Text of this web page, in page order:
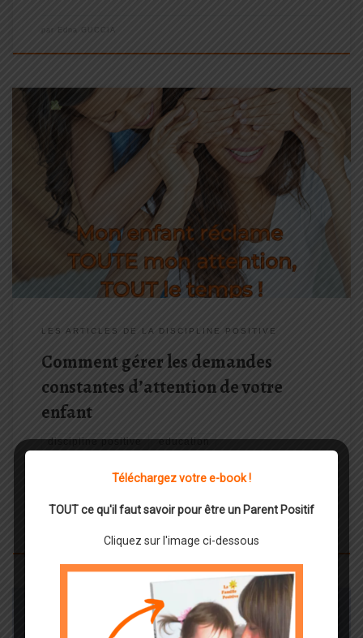
par Edna GUCCIA
En tant que parents, nous sommes souvent confrontés à la
demande incessante d’attention de nos enfants, et il peut parfois
sembler difficile de jongler entre leurs besoins et nos autres
responsabilités. La bonne nouvelle est qu’il existe des moyens […]
LES ARTICLES DE LA DISCIPLINE POSITIVE
Comment gérer les demandes
constantes d’attention de votre
enfant
discipline positive education
Téléchargez votre e-book !
TOUT ce qu'il faut savoir pour être un Parent Positif
Cliquez sur l'image ci-dessous